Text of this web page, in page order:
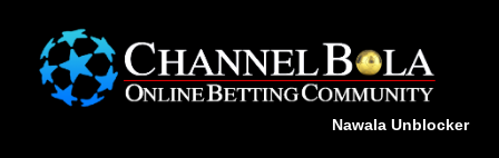
Nawala Unblocker